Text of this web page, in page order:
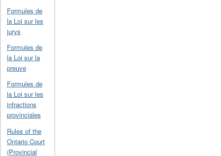
Formules de
la Loi sur les
jurys
Formules de
la Loi sur la
preuve
Formules de
la Loi sur les
infractions
provinciales
Rules of the
Ontario Court
(Provincial